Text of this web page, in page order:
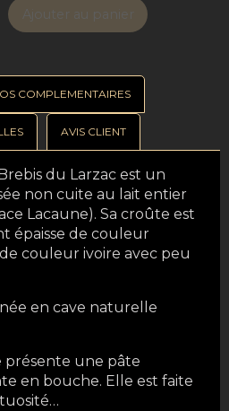
Ajouter au panier
COMPLEMENTAIRES
AVIS CLIENT
du Larzac est un
non cuite au lait entier
Lacaune). Sa croûte est
épaisse de couleur
couleur ivoire avec peu
en cave naturelle
présente une pâte
en bouche. Elle est faite